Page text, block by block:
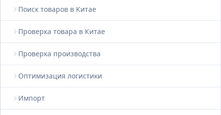
Поиск товаров в Китае
Проверка товара в Китае
Проверка производства
Оптимизация логистики
Импорт